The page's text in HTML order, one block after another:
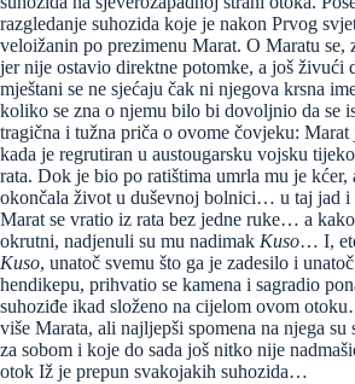
razgledanje suhozida koje je nakon Prvog
veloižanin po prezimenu Marat. O Maratu se,
jer nije ostavio direktne potomke, a još živući
mještani se ne sjećaju čak ni njegova krsna
koliko se zna o njemu bilo bi dovoljnio da se
tragična i tužna priča o ovome čovjeku:
kada je regrutiran u austougarsku vojsku
rata. Dok je bio po ratištima umrla mu je kćer,
okončala život u duševnoj bolnici… u taj jad i
Marat se vratio iz rata bez jedne ruke… a
okrutni, nadjenuli su mu nadimak Kuso… I,
Kuso, unatoč svemu što ga je zadesilo i
hendikepu, prihvatio se kamena i sagradio
suhoziđe ikad složeno na cijelom ovom
više Marata, ali najljepši spomena na njega
za sobom i koje do sada još nitko nije
otok Iž je prepun svakojakih suhozida…